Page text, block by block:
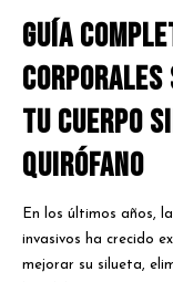
Guía
Corporales
Tu Cuerpo
Quirófano
En los últimos años,
invasivos ha crecido
mejorar su silueta,